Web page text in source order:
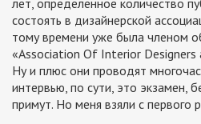
лет, определенное количество
состоять в дизайнерской
тому времени уже была членом
«Association Of Interior Designers
Ну и плюс они проводят
интервью, по сути, это экзамен,
примут. Но меня взяли с первого